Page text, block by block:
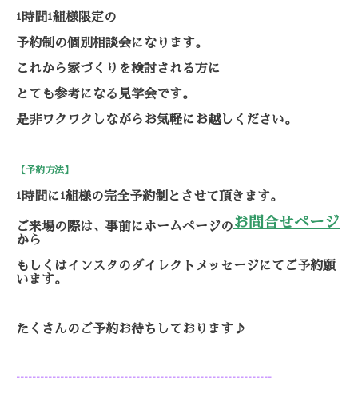
1 時間 1組様限定の
予約制の個別相談会になります。
これから家づくりを検討される方に
とても参考になる見学会です。
是非ワクワクしながらお気軽にお越しください。
【予約方法】
1 時間に 1組様の完全予約制とさせて頂きます。
ご来場の際は、事前にホームページのお問合せページ
から
もしくはインスタのダイレクトメッセージにてご予約願
います。
たくさんのご予約お待ちしております♪
----------------------------------------------------------------